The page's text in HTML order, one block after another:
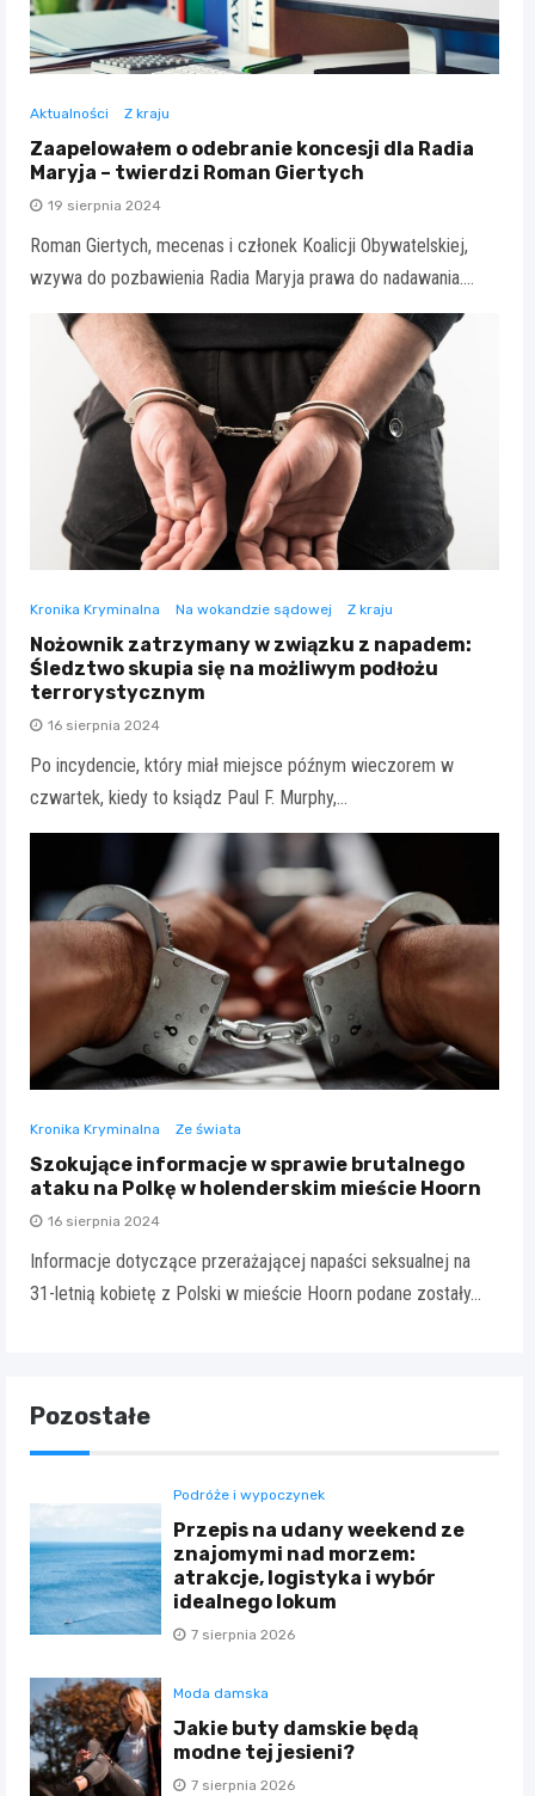
Aktualności Z kraju
Zaapelowałem o odebranie koncesji dla Radia
Maryja – twierdzi Roman Giertych
19 sierpnia 2024
Roman Giertych, mecenas i członek Koalicji Obywatelskiej,
wzywa do pozbawienia Radia Maryja prawa do nadawania.…
Kronika Kryminalna Na wokandzie sądowej Z kraju
Nożownik zatrzymany w związku z napadem:
Śledztwo skupia się na możliwym podłożu
terrorystycznym
16 sierpnia 2024
Po incydencie, który miał miejsce późnym wieczorem w
czwartek, kiedy to ksiądz Paul F. Murphy,…
Kronika Kryminalna Ze świata
Szokujące informacje w sprawie brutalnego
ataku na Polkę w holenderskim mieście Hoorn
16 sierpnia 2024
Informacje dotyczące przerażającej napaści seksualnej na
31-letnią kobietę z Polski w mieście Hoorn podane zostały…
Pozostałe
Podróże i wypoczynek
Przepis na udany weekend ze
znajomymi nad morzem:
atrakcje, logistyka i wybór
idealnego lokum
7 sierpnia 2026
Moda damska
Jakie buty damskie będą
modne tej jesieni?
7 sierpnia 2026